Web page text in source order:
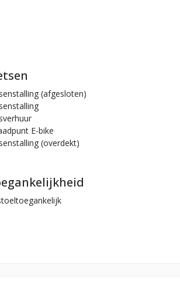
(afgesloten)
E-bike
(overdekt)